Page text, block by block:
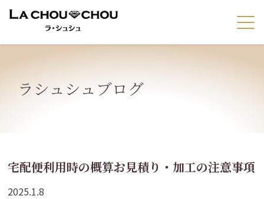
ラシュシュブログ
宅配便利用時の概算お見積り・加工の注意事項
2025.1.8